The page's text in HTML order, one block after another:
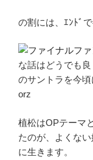
の割には、ｴﾝﾄﾞ
な話はどうでも
のサントラを今
orz
植松はOPテーマ
たのが、よくな
に生きます。